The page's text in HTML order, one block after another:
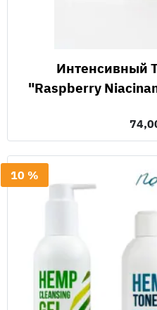
Интенсивный Тонер-Эссенция
"Raspberry
10 %